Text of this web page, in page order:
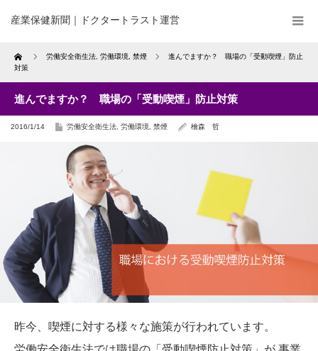
産業保健新聞｜ドクタートラスト運営
Home 労働安全衛生法 労働環境 禁煙
進んでますか？ 職場の「受動喫煙」防止
対策
進んでますか？ 職場の「受動喫煙」防止対策
2016/1/14 労働安全衛生法 労働環境 禁煙 檜森 哲
昨今、喫煙に対する様々な施策が行われています。